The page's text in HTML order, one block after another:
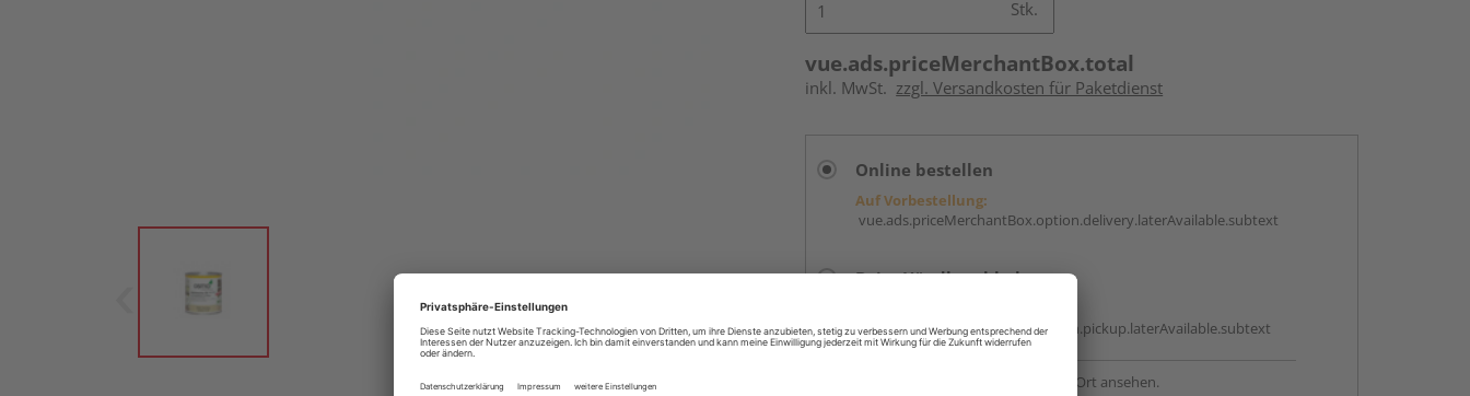
Stk.
vue.ads.priceMerchantBox.total
inkl. MwSt. zzgl. Versandkosten für Paketdienst
Online bestellen
Auf Vorbestellung:
vue.ads.priceMerchantBox.option.delivery.laterAvailable.subtext
Beim Händler abholen
vue.ads.priceMerchantBox.option.pickup.laterAvailable.subtext
Verfügbar in der Ausstellung - vor Ort ansehen.